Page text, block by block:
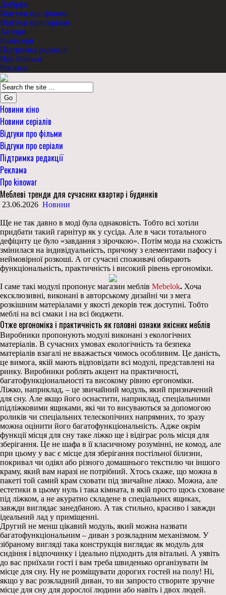
Добірки
Відгуки про фільми
Відгуки про серіали
Актори
Режисери
Підтримка редакції
Про kinowar
Реклама
Go
Новини кіно
Новини серіалів
Відгуки про фільми
Відгуки про серіали
Підтримка редакції
Реклама
Про kinowar
Меблеві тренди для сучасних квартир і будинків
23.06.2026 Новини
Ще не так давно в моді була однаковість. Тобто всі хотіли
придбати такий гарнітур як у сусіда. Але в часи тотального
дефіциту це було «завдання з зірочкою». Потім мода на схожість
змінилася на індивідуальність, причому з елементами пафосу і
неймовірної розкоші. А от сучасні споживачі обирають
функціональність, практичність і високий рівень ергономіки.
І саме такі модулі пропонує магазин меблів Mebelok. Хоча
ексклюзивні, виконані в авторському дизайні чи з мега
розкішним матеріалами у якості декорів теж доступні. Тобто
меблі на всі смаки і на всі бюджети.
Отже ергономіка і практичність як головні ознаки якісних меблів
Виробники пропонують модулі виконані з екологічних
матеріалів. В сучасних умовах екологічність та безпека
матеріалів взагалі не вважається чимось особливим. Це даність,
це вимога, якій мають відповідати всі модулі, представлені на
ринку. Виробники роблять акцент на практичності,
багатофункціональності та високому рівню ергономіки.
Ліжко, наприклад, – це звичайний модуль, який призначений
для сну. Але якщо його оснастити, наприклад, спеціальними
підліжковими ящиками, які чи то висуваються за допомогою
роликів чи спеціальних телескопічних напрямних, то зразу
можна оцінити його багатофункціональність. Адже окрім
функції місця для сну таке ліжко ще і відіграє роль місця для
зберігання. Це не шафа в її класичному розумінні, не комод, але
при цьому у вас є місце для зберігання постільної білизни,
покривал чи одіял або різного домашнього текстилю чи іншого
краму, який вам наразі не потрібний. Хтось скаже, що можна в
пакеті той самий крам сховати під звичайне ліжко. Можна, але
естетики в цьому нуль і така кімната, в якій просто щось сховане
під ліжком, а не акуратно складене в спеціальних ящиках,
завжди виглядає занедбаною. А так стильно, красиво і завжди
ідеальний лад у приміщенні.
Другий не менш цікавий модуль, який можна назвати
багатофункціональним – диван з розкладним механізмом. У
зібраному вигляді така конструкція виглядає як модуль для
сидіння і відпочинку і ідеально підходить для вітальні. А уявіть
до вас приїхали гості і вам треба швиденько організувати їм
місце для сну. Ну не розміщувати дорогих гостей на полу! Ні,
якщо у вас розкладний диван, то ви запросто створите зручне
місце для сну для дорослої людини або навіть і двох людей.